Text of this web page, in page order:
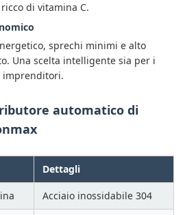
di vitamina C.
sprechi minimi e alto
Una scelta intelligente sia per i
imprenditori.
automatico di
Dettagli
Acciaio inossidabile 304